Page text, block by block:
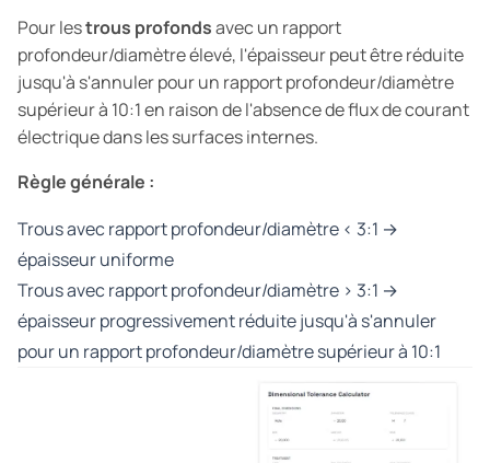
Pour lestrous profondsavec un rapport
profondeur/diamètre élevé, l'épaisseur peut être réduite
jusqu'à s'annuler pour un rapport profondeur/diamètre
supérieur à 10:1 en raison de l'absence de flux de courant
électrique dans les surfaces internes.
Règle générale :
Trous avec rapport profondeur/diamètre < 3:1 →
épaisseur uniforme
Trous avec rapport profondeur/diamètre > 3:1 →
épaisseur progressivement réduite jusqu'à s'annuler
pour un rapport profondeur/diamètre supérieur à 10:1